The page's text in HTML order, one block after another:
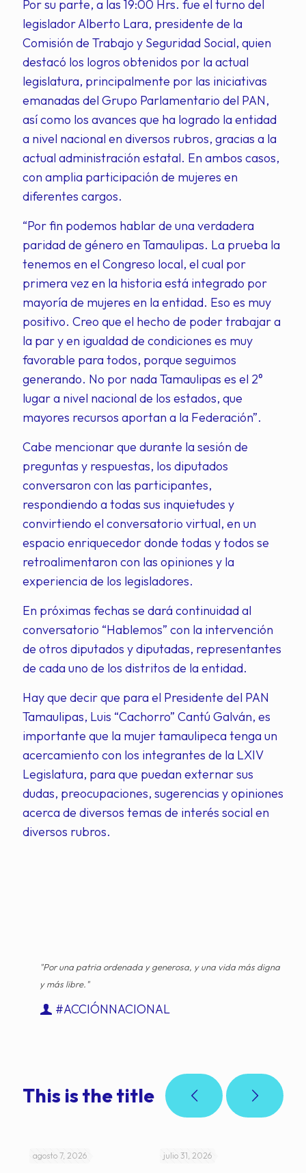
Por su parte, a las 19:00 Hrs. fue el turno del
legislador Alberto Lara, presidente de la
Comisión de Trabajo y Seguridad Social, quien
destacó los logros obtenidos por la actual
legislatura, principalmente por las iniciativas
emanadas del Grupo Parlamentario del PAN,
así como los avances que ha logrado la entidad
a nivel nacional en diversos rubros, gracias a la
actual administración estatal. En ambos casos,
con amplia participación de mujeres en
diferentes cargos.
“Por fin podemos hablar de una verdadera
paridad de género en Tamaulipas. La prueba la
tenemos en el Congreso local, el cual por
primera vez en la historia está integrado por
mayoría de mujeres en la entidad. Eso es muy
positivo. Creo que el hecho de poder trabajar a
la par y en igualdad de condiciones es muy
favorable para todos, porque seguimos
generando. No por nada Tamaulipas es el 2°
lugar a nivel nacional de los estados, que
mayores recursos aportan a la Federación”.
Cabe mencionar que durante la sesión de
preguntas y respuestas, los diputados
conversaron con las participantes,
respondiendo a todas sus inquietudes y
convirtiendo el conversatorio virtual, en un
espacio enriquecedor donde todas y todos se
retroalimentaron con las opiniones y la
experiencia de los legisladores.
En próximas fechas se dará continuidad al
conversatorio “Hablemos” con la intervención
de otros diputados y diputadas, representantes
de cada uno de los distritos de la entidad.
Hay que decir que para el Presidente del PAN
Tamaulipas, Luis “Cachorro” Cantú Galván, es
importante que la mujer tamaulipeca tenga un
acercamiento con los integrantes de la LXIV
Legislatura, para que puedan externar sus
dudas, preocupaciones, sugerencias y opiniones
acerca de diversos temas de interés social en
diversos rubros.
"Por una patria ordenada y generosa, y una vida más digna
y más libre."
#ACCIÓNNACIONAL
This is the title
agosto 7, 2026 julio 31, 2026